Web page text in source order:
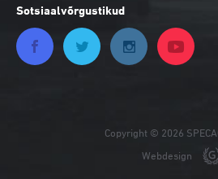
Sotsiaalvõrgustikud
Copyright © 2026
Webdesign